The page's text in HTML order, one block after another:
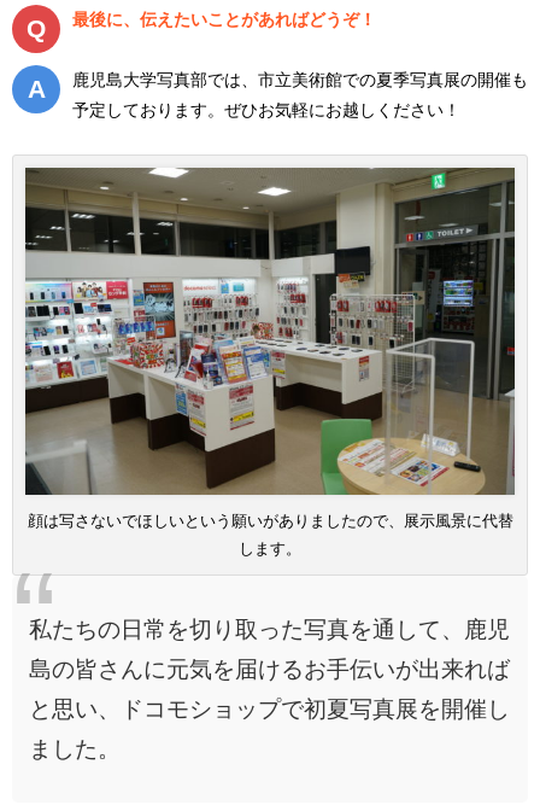
最後に、伝えたいことがあればどうぞ！
鹿児島大学写真部では、市立美術館での夏季写真展の開催も
予定しております。ぜひお気軽にお越しください！
顔は写さないでほしいという願いがありましたので、展示風景に代替
します。
私たちの日常を切り取った写真を通して、鹿児
島の皆さんに元気を届けるお手伝いが出来れば
と思い、ドコモショップで初夏写真展を開催し
ました。